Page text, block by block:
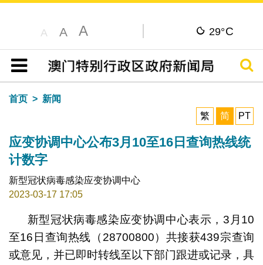
A A A 29°C
目录
搜寻
首页
新闻
繁
简 PT
应变协调中心公布3月10至16日查询热线统
计数字
新型冠状病毒感染应变协调中心
2023-03-17 17:05
新型冠状病毒感染应变协调中心表示，3月10
至16日查询热线（28700800）共接获439宗查询
或意见，并已即时转线至以下部门跟进或记录，具